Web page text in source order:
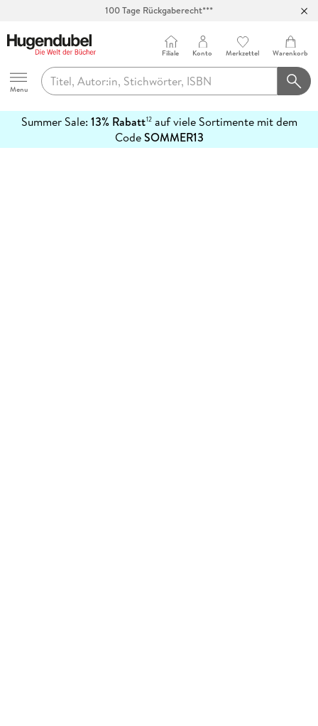
100 Tage Rückgaberecht***
Hugendubel
Menu
Filiale Konto Merkzettel Warenkorb
Summer Sale: 13% Rabatt12auf viele Sortimente mit dem
CodeSOMMER13
erfahren